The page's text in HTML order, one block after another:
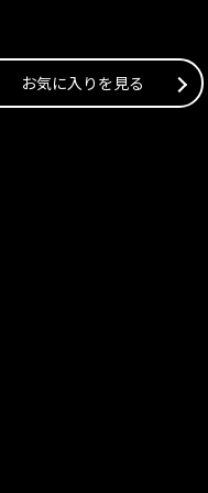
お気に入りを見る